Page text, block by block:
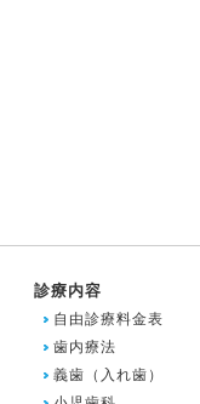
診療内容
自由診療料金表
歯内療法
義歯（入れ歯）